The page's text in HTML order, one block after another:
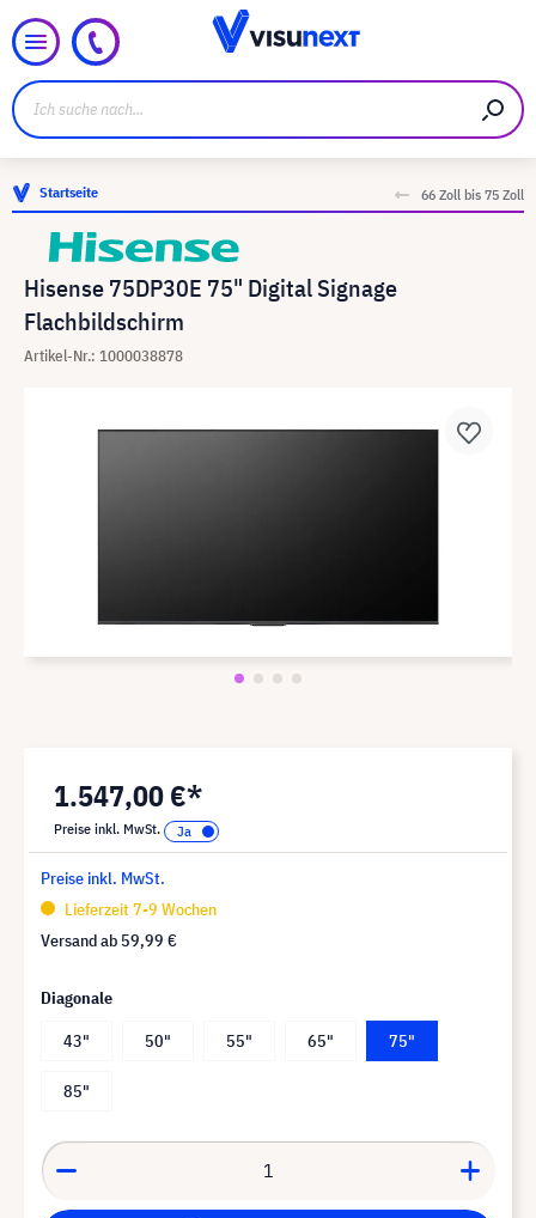
Startseite 66 Zoll bis 75 Zoll
Hisense 75DP30E 75" Digital Signage
Flachbildschirm
Artikel-Nr.: 1000038878
1.547,00 €*
Preise inkl. MwSt.
Preise inkl. MwSt.
Lieferzeit 7-9 Wochen
Versand ab 59,99 €
Diagonale
43"
50" 55" 65" 75"
85"